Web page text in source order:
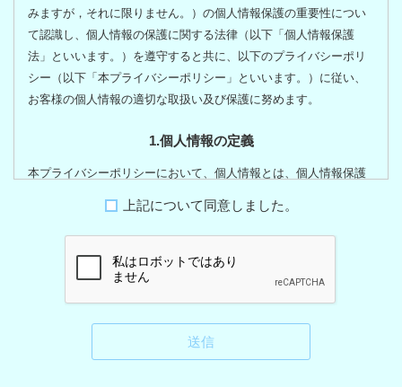
みますが，それに限りません。）の個人情報保護の重要性につい
て認識し、個人情報の保護に関する法律（以下「個人情報保護
法」といいます。）を遵守すると共に、以下のプライバシーポリ
シー（以下「本プライバシーポリシー」といいます。）に従い、
お客様の個人情報の適切な取扱い及び保護に努めます。
1.個人情報の定義
本プライバシーポリシーにおいて、個人情報とは、個人情報保護
人に関する情報であって、当該情報に含まれる氏名、生年月日そ
の他の記述等により特定の個人を識別することができるもの（他
の情報と容易に照合することができ、それにより特定の個人を識
別することができることとなるものを含みます。）を意味するも
のとします。
2.個人情報の利用目的
上記について同意しました。